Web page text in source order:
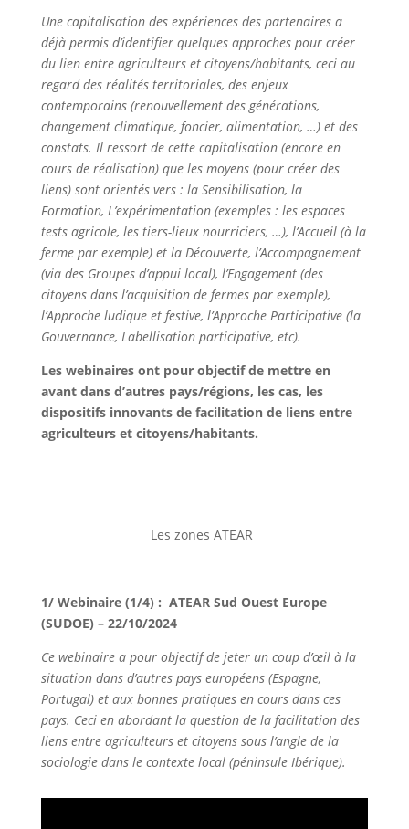
Une capitalisation des expériences des partenaires a
déjà permis d’identifier quelques approches pour créer
du lien entre agriculteurs et citoyens/habitants, ceci au
regard des réalités territoriales, des enjeux
contemporains (renouvellement des générations,
changement climatique, foncier, alimentation, …) et des
constats. Il ressort de cette capitalisation (encore en
cours de réalisation) que les moyens (pour créer des
liens) sont orientés vers : la Sensibilisation, la
Formation, L’expérimentation (exemples : les espaces
tests agricole, les tiers-lieux nourriciers, …), l’Accueil (à la
ferme par exemple) et la Découverte, l’Accompagnement
(via des Groupes d’appui local), l’Engagement (des
citoyens dans l’acquisition de fermes par exemple),
l’Approche ludique et festive, l’Approche Participative (la
Gouvernance, Labellisation participative, etc).
Les webinaires ont pour objectif de mettre en
avant dans d’autres pays/régions, les cas, les
dispositifs innovants de facilitation de liens entre
agriculteurs et citoyens/habitants.
Les zones ATEAR
1/ Webinaire (1/4) : ATEAR Sud Ouest Europe
(SUDOE) – 22/10/2024
Ce webinaire a pour objectif de jeter un coup d’œil à la
situation dans d’autres pays européens (Espagne,
Portugal) et aux bonnes pratiques en cours dans ces
pays. Ceci en abordant la question de la facilitation des
liens entre agriculteurs et citoyens sous l’angle de la
sociologie dans le contexte local (péninsule Ibérique).